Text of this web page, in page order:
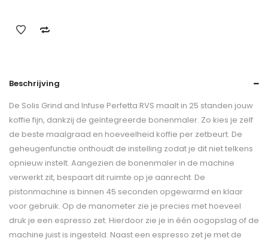
Beschrijving
De Solis Grind and Infuse Perfetta RVS maalt in 25 standen jouw
koffie fijn, dankzij de geïntegreerde bonenmaler. Zo kies je zelf
de beste maalgraad en hoeveelheid koffie per zetbeurt. De
geheugenfunctie onthoudt de instelling zodat je dit niet telkens
opnieuw instelt. Aangezien de bonenmaler in de machine
verwerkt zit, bespaart dit ruimte op je aanrecht. De
pistonmachine is binnen 45 seconden opgewarmd en klaar
voor gebruik. Op de manometer zie je precies met hoeveel
druk je een espresso zet. Hierdoor zie je in één oogopslag of de
machine juist is ingesteld. Naast een espresso zet je met de